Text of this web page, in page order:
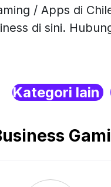
/ Apps di
di sini.
Kategori lain